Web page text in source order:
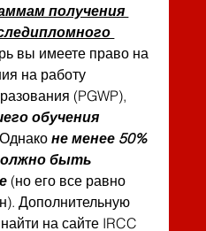
получения
вы имеете право на
на работу
(PGWP),
обучения
Однако не менее 50%
быть
(но его все равно
Дополнительную
на сайте IRCC